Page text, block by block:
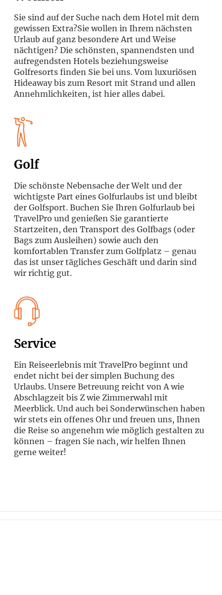
Sie sind auf der Suche nach dem Hotel mit dem
gewissen Extra?Sie wollen in Ihrem nächsten
Urlaub auf ganz besondere Art und Weise
nächtigen? Die schönsten, spannendsten und
aufregendsten Hotels beziehungsweise
Golfresorts finden Sie bei uns. Vom luxuriösen
Hideaway bis zum Resort mit Strand und allen
Annehmlichkeiten, ist hier alles dabei.
Golf
Die schönste Nebensache der Welt und der
wichtigste Part eines Golfurlaubs ist und bleibt
der Golfsport. Buchen Sie Ihren Golfurlaub bei
TravelPro und genießen Sie garantierte
Startzeiten, den Transport des Golfbags (oder
Bags zum Ausleihen) sowie auch den
komfortablen Transfer zum Golfplatz – genau
das ist unser tägliches Geschäft und darin sind
wir richtig gut.
Service
Ein Reiseerlebnis mit TravelPro beginnt und
endet nicht bei der simplen Buchung des
Urlaubs. Unsere Betreuung reicht von A wie
Abschlagzeit bis Z wie Zimmerwahl mit
Meerblick. Und auch bei Sonderwünschen haben
wir stets ein offenes Ohr und freuen uns, Ihnen
die Reise so angenehm wie möglich gestalten zu
können – fragen Sie nach, wir helfen Ihnen
gerne weiter!